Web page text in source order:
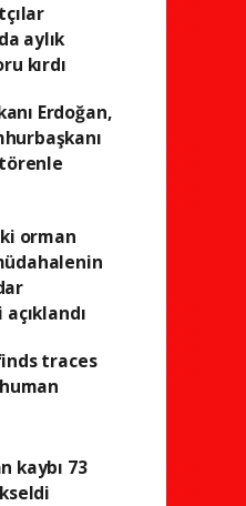
aylık
kırdı
Erdoğan,
orman
traces
kaybı 73